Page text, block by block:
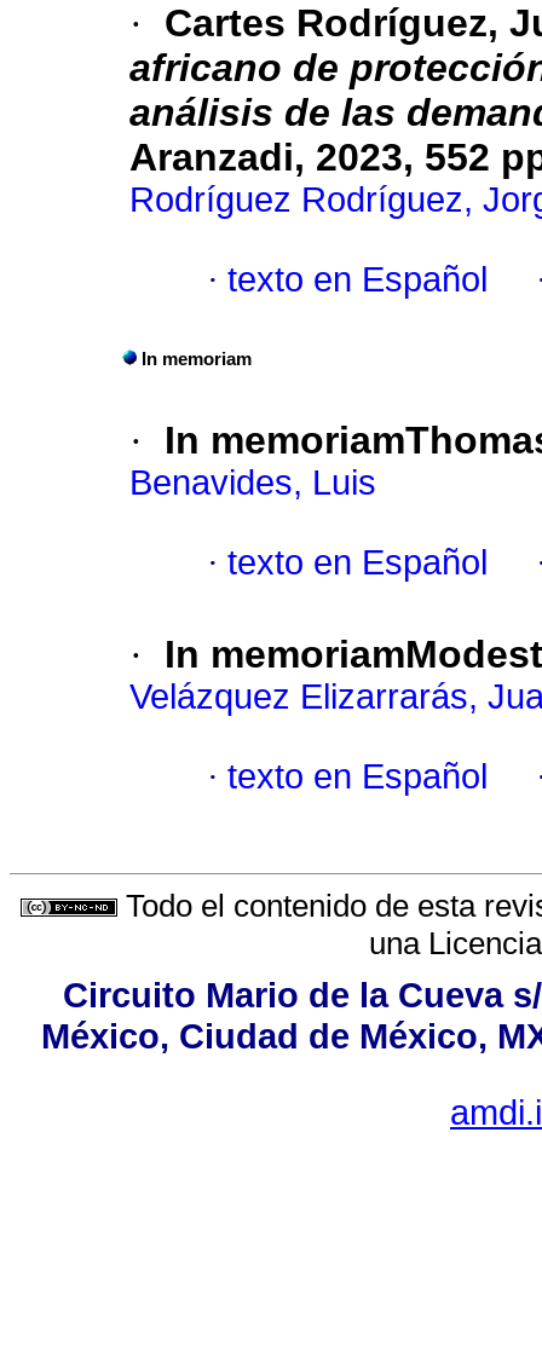
·
Cartes Rodríguez,
africano de
análisis de las
Aranzadi, 2023, 552
Rodríguez Rodríguez,
· texto en Español
In memoriam
· In memoriam
Benavides, Luis
· texto en Español
· In memoriam
Velázquez Elizarrarás,
· texto en Español
Todo el contenido de esta
una
Circuito Mario de la Cueva
México, Ciudad de México,